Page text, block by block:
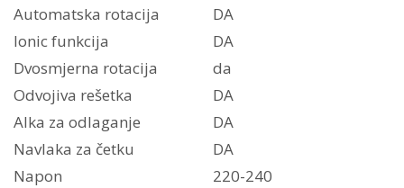
Automatska rotacija
DA
Ionic funkcija
DA
Dvosmjerna rotacija
da
Odvojiva rešetka
DA
Alka za odlaganje
DA
Navlaka za četku
DA
Napon
220-240